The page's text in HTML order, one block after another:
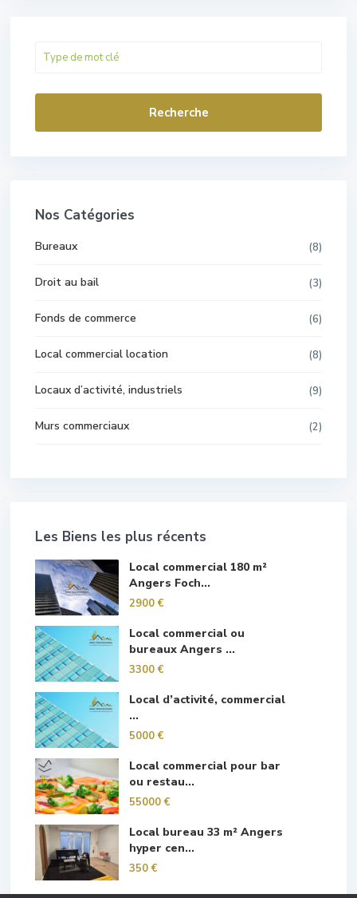
Recherche
Nos Catégories
Bureaux (8)
Droit au bail (3)
Fonds de commerce (6)
Local commercial location (8)
Locaux d’activité, industriels (9)
Murs commerciaux (2)
Les Biens les plus récents
Local commercial 180 m²
Angers Foch...
2900 €
Local commercial ou
bureaux Angers ...
3300 €
Local d’activité, commercial
...
5000 €
Local commercial pour bar
ou restau...
55000 €
Local bureau 33 m² Angers
hyper cen...
350 €